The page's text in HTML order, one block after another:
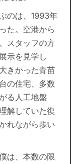
のは、1993年
た。空港から
スタッフの方
示を見学し
きかった青苗
の住宅、多数
る人工地盤
解していた復
れながら歩い
は、本数の限